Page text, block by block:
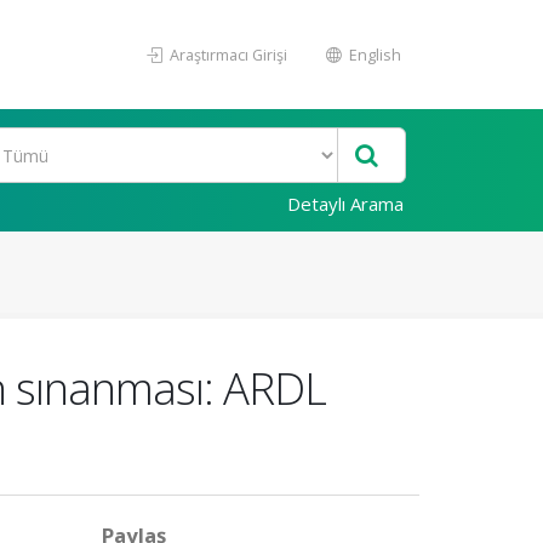
Araştırmacı Girişi English
Detaylı Arama
ARDL
Paylaş